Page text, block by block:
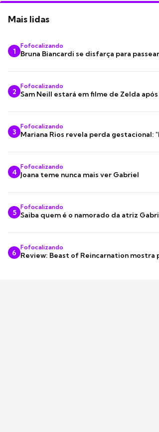
Mais lidas
1
Fofocalizando
Bruna Biancardi se disfarça para
2
Fofocalizando
Sam Neill estará em filme de Zelda
3
Fofocalizando
Mariana Rios revela perda gestacional:
4
Fofocalizando
Joana teme nunca mais ver Gabriel
5
Fofocalizando
Saiba quem é o namorado da atriz
6
Fofocalizando
Review: Beast of Reincarnation mostra